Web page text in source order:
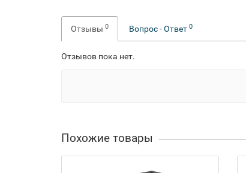
Отзывы 0 Вопрос - Ответ 0
Отзывов пока нет.
Похожие товары